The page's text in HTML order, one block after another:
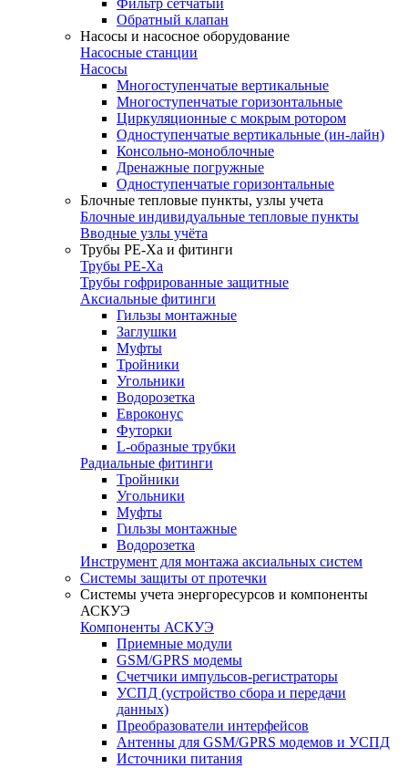
Фильтр сетчатый
Обратный клапан
Насосы и насосное оборудование
Насосные станции
Насосы
Многоступенчатые вертикальные
Многоступенчатые горизонтальные
Циркуляционные с мокрым ротором
Одноступенчатые вертикальные (ин-лайн)
Консольно-моноблочные
Дренажные погружные
Одноступенчатые горизонтальные
Блочные тепловые пункты, узлы учета
Блочные индивидуальные тепловые пункты
Вводные узлы учёта
Трубы РЕ-Ха и фитинги
Трубы РЕ-Ха
Трубы гофрированные защитные
Аксиальные фитинги
Гильзы монтажные
Заглушки
Муфты
Тройники
Угольники
Водорозетка
Евроконус
Футорки
L-образные трубки
Радиальные фитинги
Тройники
Угольники
Муфты
Гильзы монтажные
Водорозетка
Инструмент для монтажа аксиальных систем
Системы защиты от протечки
Системы учета энергоресурсов и компоненты
АСКУЭ
Компоненты АСКУЭ
Приемные модули
GSM/GPRS модемы
Счетчики импульсов-регистраторы
УСПД (устройство сбора и передачи
данных)
Преобразователи интерфейсов
Антенны для GSM/GPRS модемов и УСПД
Источники питания